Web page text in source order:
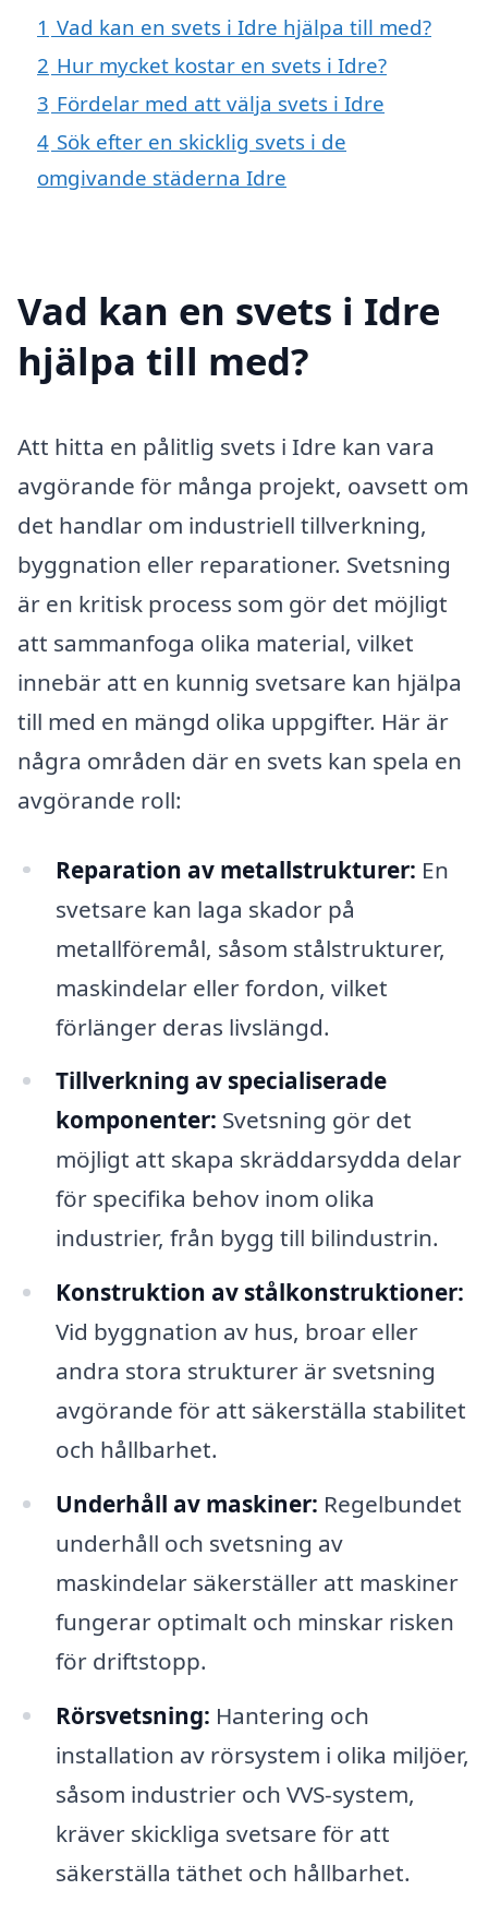
1 Vad kan en svets i Idre hjälpa till med?
2 Hur mycket kostar en svets i Idre?
3 Fördelar med att välja svets i Idre
4 Sök efter en skicklig svets i de
omgivande städerna Idre
Vad kan en svets i Idre
hjälpa till med?
Att hitta en pålitlig svets i Idre kan vara
avgörande för många projekt, oavsett om
det handlar om industriell tillverkning,
byggnation eller reparationer. Svetsning
är en kritisk process som gör det möjligt
att sammanfoga olika material, vilket
innebär att en kunnig svetsare kan hjälpa
till med en mängd olika uppgifter. Här är
några områden där en svets kan spela en
avgörande roll:
Reparation av metallstrukturer: En
svetsare kan laga skador på
metallföremål, såsom stålstrukturer,
maskindelar eller fordon, vilket
förlänger deras livslängd.
Tillverkning av specialiserade
komponenter: Svetsning gör det
möjligt att skapa skräddarsydda delar
för specifika behov inom olika
industrier, från bygg till bilindustrin.
Konstruktion av stålkonstruktioner:
Vid byggnation av hus, broar eller
andra stora strukturer är svetsning
avgörande för att säkerställa stabilitet
och hållbarhet.
Underhåll av maskiner: Regelbundet
underhåll och svetsning av
maskindelar säkerställer att maskiner
fungerar optimalt och minskar risken
för driftstopp.
Rörsvetsning: Hantering och
installation av rörsystem i olika miljöer,
såsom industrier och VVS-system,
kräver skickliga svetsare för att
säkerställa täthet och hållbarhet.